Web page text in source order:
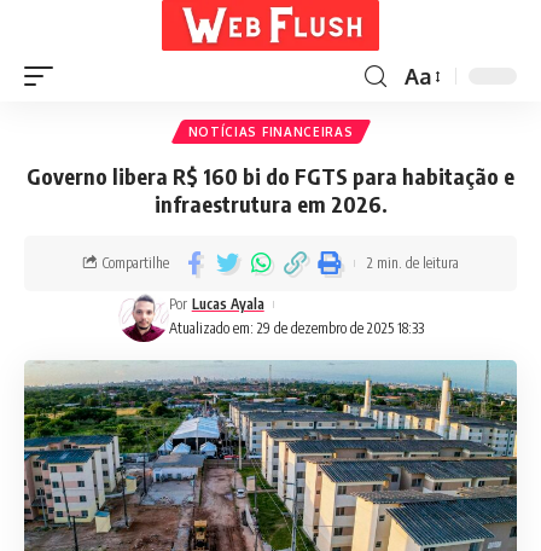
Aa
NOTÍCIAS FINANCEIRAS
Governo libera R$ 160 bi do FGTS para habitação e
infraestrutura em 2026.
Atualizado em: 29 de dezembro de 2025 18:33
Por Lucas Ayala
Compartilhe 2 min. de leitura